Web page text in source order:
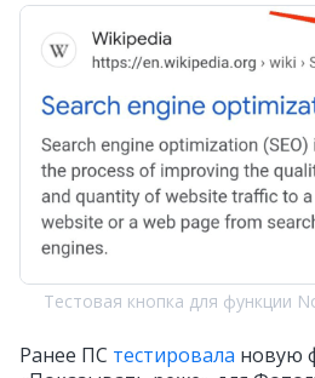
Тестовая кнопка для функции
Ранее ПС тестировала новую